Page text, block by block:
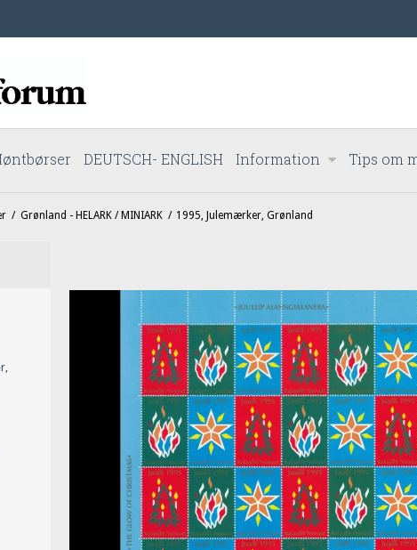
DEUTSCH- ENGLISH Information Tips om
/ Grønland - HELARK / MINIARK / 1995, Julemærker, Grønland